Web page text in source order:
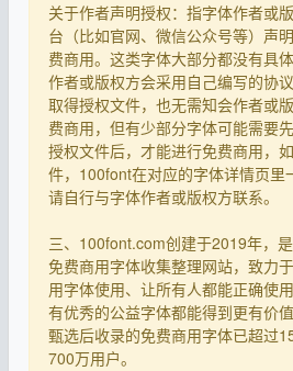
关于作者声明授权：指字体作者或
台（比如官网、微信公众号等）声
费商用。这类字体大部分都没有具
作者或版权方会采用自己编写的协
取得授权文件，也无需知会作者或
费商用，但有少部分字体可能需要
授权文件后，才能进行免费商用，
件，100font在对应的字体详情页里
请自行与字体作者或版权方联系。
三、100font.com创建于2019年，
免费商用字体收集整理网站，致力
用字体使用、让所有人都能正确使
有优秀的公益字体都能得到更有价
甄选后收录的免费商用字体已超过
700万用户。